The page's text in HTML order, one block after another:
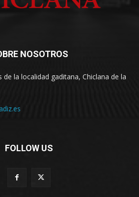
NOSOTROS
la localidad gaditana, Chiclana de la
FOLLOW US